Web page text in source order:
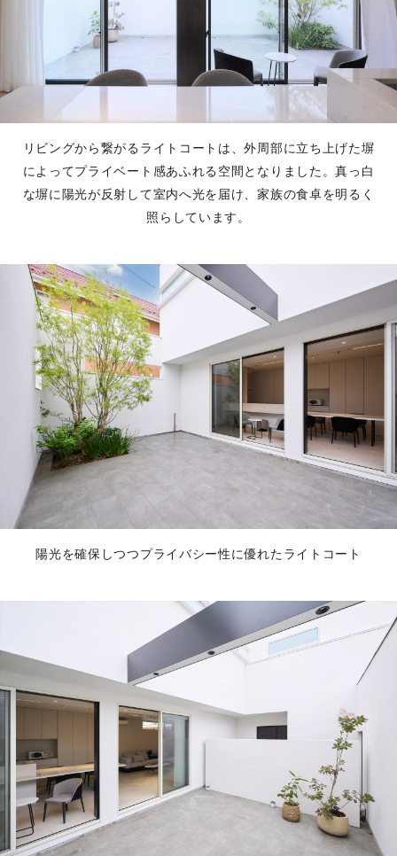
リビングから繋がるライトコートは、外周部に立ち上げた塀
によってプライベート感あふれる空間となりました。真っ白
な塀に陽光が反射して室内へ光を届け、家族の食卓を明るく
照らしています。
陽光を確保しつつプライバシー性に優れたライトコート